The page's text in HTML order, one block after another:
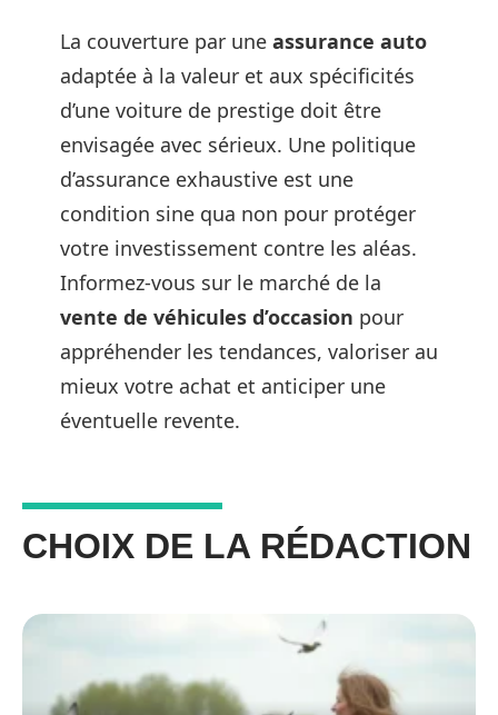
La couverture par une assurance auto
adaptée à la valeur et aux spécificités
d’une voiture de prestige doit être
envisagée avec sérieux. Une politique
d’assurance exhaustive est une
condition sine qua non pour protéger
votre investissement contre les aléas.
Informez-vous sur le marché de la
vente de véhicules d’occasion pour
appréhender les tendances, valoriser au
mieux votre achat et anticiper une
éventuelle revente.
CHOIX DE LA RÉDACTION